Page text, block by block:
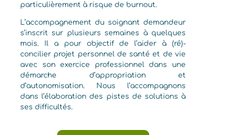
particulièrement à risque de burnout.
L’accompagnement du soignant demandeur
s’inscrit sur plusieurs semaines à quelques
mois. Il a pour objectif de l’aider à (ré)-
concilier projet personnel de santé et de vie
avec son exercice professionnel dans une
démarche d’appropriation et
d’autonomisation. Nous l’accompagnons
dans l’élaboration des pistes de solutions à
ses difficultés.